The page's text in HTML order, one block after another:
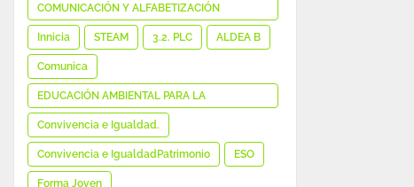
COMUNICACIÓN Y ALFABETIZACIÓN
MEDIÁTICA E INFORMACIONAL
Innicia STEAM 3.2. PLC ALDEA B
Comunica
EDUCACIÓN AMBIENTAL PARA LA
SOSTENIBILIDAD
Convivencia e Igualdad.
Convivencia e IgualdadPatrimonio ESO
Forma Joven